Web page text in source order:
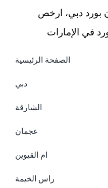
دبي، ارخص
في الإمارات
الصفحة الرئيسية
دبي
الشارقة
عجمان
ام القيوين
راس الخيمة